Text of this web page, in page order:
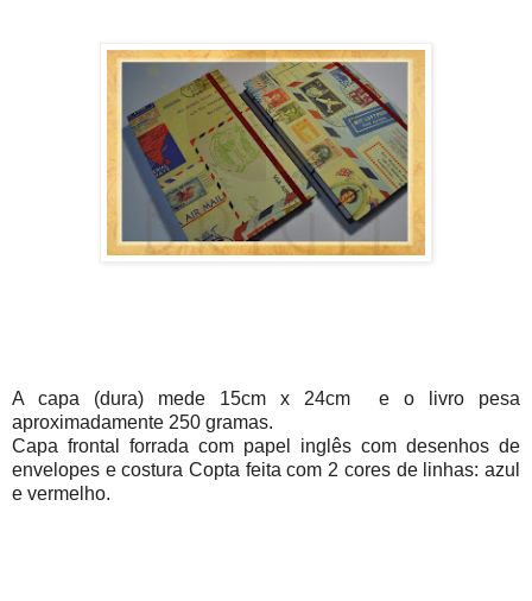
A capa (dura) mede 15cm x 24cm e o livro pesa
aproximadamente 250 gramas.
Capa frontal forrada com papel inglês com desenhos de
envelopes e costura Copta feita com 2 cores de linhas: azul
e vermelho.